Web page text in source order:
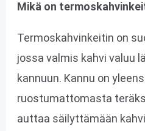
Mikä on
Termoskahvinkeitin on
jossa valmis kahvi valuu
kannuun. Kannu on
ruostumattomasta
auttaa säilyttämään